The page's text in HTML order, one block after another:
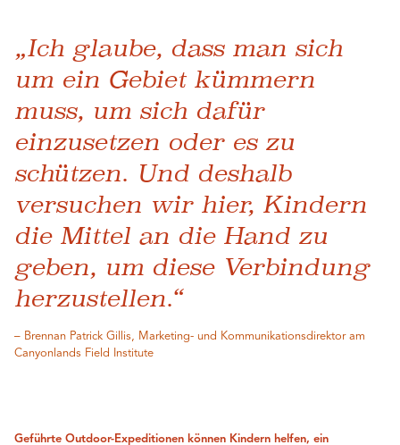
„Ich glaube, dass man sich
um ein Gebiet kümmern
muss, um sich dafür
einzusetzen oder es zu
schützen. Und deshalb
versuchen wir hier, Kindern
die Mittel an die Hand zu
geben, um diese Verbindung
herzustellen.“
– Brennan Patrick Gillis, Marketing- und Kommunikationsdirektor am
Canyonlands Field Institute
Geführte Outdoor-Expeditionen können Kindern helfen, ein